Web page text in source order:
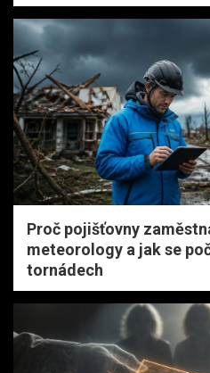
Proč pojišťovny
meteorology a jak se
tornádech